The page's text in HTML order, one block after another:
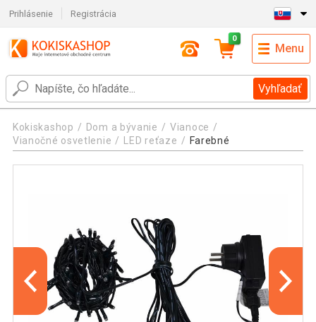
Prihlásenie Registrácia
Vyhľadať
0
Menu
Kokiskashop Dom a bývanie
Vianoce
Vianočné osvetlenie
LED reťaze Farebné